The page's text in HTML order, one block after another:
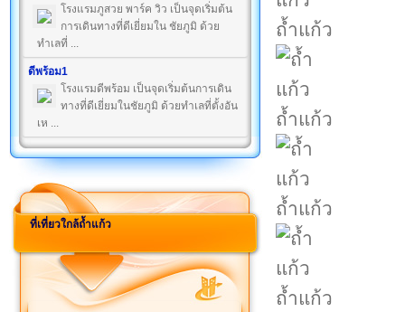
โรงแรมภูสวย พาร์ค วิว เป็นจุดเริ่มต้น
การเดินทางที่ดีเยี่ยมใน ชัยภูมิ ด้วย
ทำเลที่ ...
ดีพร้อม1
โรงแรมดีพร้อม เป็นจุดเริ่มต้นการเดิน
ทางที่ดีเยี่ยมในชัยภูมิ ด้วยทำเลที่ตั้งอัน
เห ...
ที่เที่ยวใกล้ถ้ำแก้ว
ถ้ำแก้ว
ถ้ำแก้ว
ถ้ำแก้ว
ถ้ำแก้ว